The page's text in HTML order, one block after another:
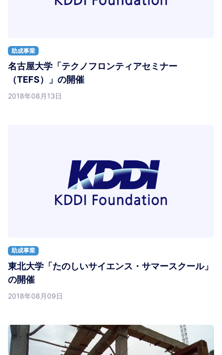
助成事業
名古屋大学「テクノフロンティアセミナー
（TEFS）」の開催
2018年08月13日
助成事業
東北大学「たのしいサイエンス・サマースクール」
の開催
2018年08月09日